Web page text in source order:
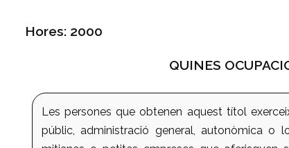
Hores: 2000
QUINES
Les persones que obtenen aquest títol
públic, administració general, autonòmica o